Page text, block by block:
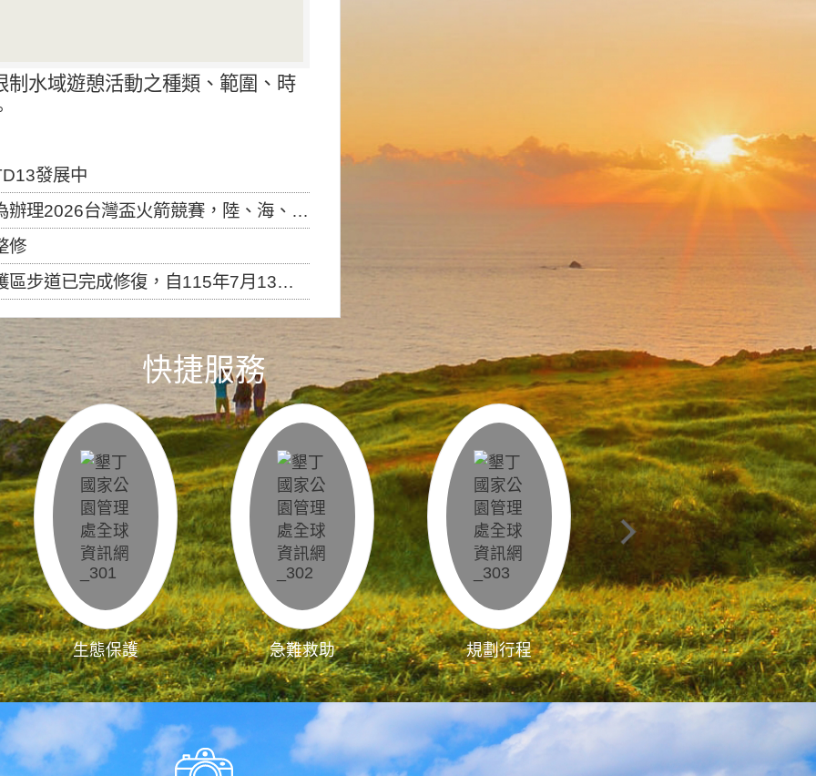
水域遊憩活動之種類、範圍、時
發展中
盃火箭競賽，陸、海、空域警戒及協調相關事宜，因颱風備案事宜
修
，自115年7月13日（星期一）起恢復開放入園，歡迎民眾依規定申請入園....
快捷服務
生態保護 急難救助 規劃行程 影像直播